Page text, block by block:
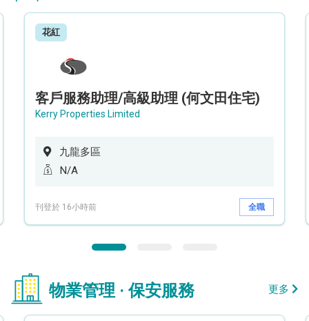
花紅
客戶服務助理/高級助理 (何文田住宅)
Kerry Properties Limited
九龍多區
N/A
刊登於 16小時前 全職
物業管理 · 保安服務 更多